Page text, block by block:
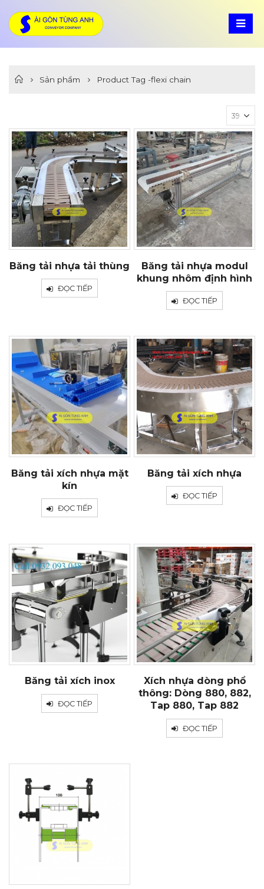
Sản phẩm Product Tag -flexi chain
Băng tải nhựa tải thùng
ĐỌC TIẾP
Băng tải nhựa modul
khung nhôm định hình
ĐỌC TIẾP
Băng tải xích nhựa mặt
kín
ĐỌC TIẾP
Băng tải xích nhựa
ĐỌC TIẾP
Băng tải xích inox
ĐỌC TIẾP
Xích nhựa dòng phổ
thông: Dòng 880, 882,
Tap 880, Tap 882
ĐỌC TIẾP